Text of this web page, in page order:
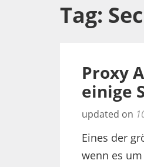
Tag:
Proxy
einige
updated on
Eines der
wenn es